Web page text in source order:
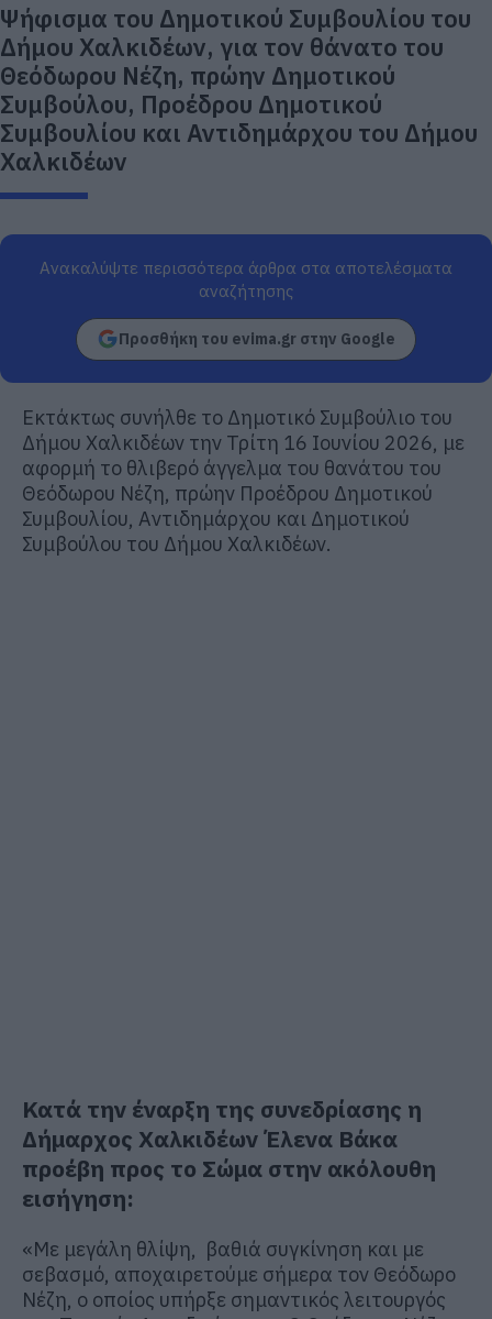
Ψήφισμα του Δημοτικού Συμβουλίου του
Δήμου Χαλκιδέων, για τον θάνατο του
Θεόδωρου Νέζη, πρώην Δημοτικού
Συμβούλου, Προέδρου Δημοτικού
Συμβουλίου και Αντιδημάρχου του Δήμου
Χαλκιδέων
Ανακαλύψτε περισσότερα άρθρα στα αποτελέσματα
αναζήτησης
Προσθήκη του evima.gr στην Google
Εκτάκτως συνήλθε το Δημοτικό Συμβούλιο του
Δήμου Χαλκιδέων την Τρίτη 16 Ιουνίου 2026, με
αφορμή το θλιβερό άγγελμα του θανάτου του
Θεόδωρου Νέζη, πρώην Προέδρου Δημοτικού
Συμβουλίου, Αντιδημάρχου και Δημοτικού
Συμβούλου του Δήμου Χαλκιδέων.
Κατά την έναρξη της συνεδρίασης η
Δήμαρχος Χαλκιδέων Έλενα Βάκα
προέβη προς το Σώμα στην ακόλουθη
εισήγηση:
«Με μεγάλη θλίψη, βαθιά συγκίνηση και με
σεβασμό, αποχαιρετούμε σήμερα τον Θεόδωρο
Νέζη, ο οποίος υπήρξε σημαντικός λειτουργός